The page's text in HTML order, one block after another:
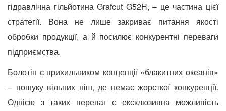
гідравлічна гільйотина Grafcut G52H, – це частина цієї
стратегії. Вона не лишезакриває питання якості
обробки продукції, а й посилює конкурентні переваги
підприємства.
Болотін є прихильником концепції «блакитних океанів»
– пошуку вільних ніш, де немає жорсткої конкуренції.
Однією з таких переваг є ексклюзивна можливість